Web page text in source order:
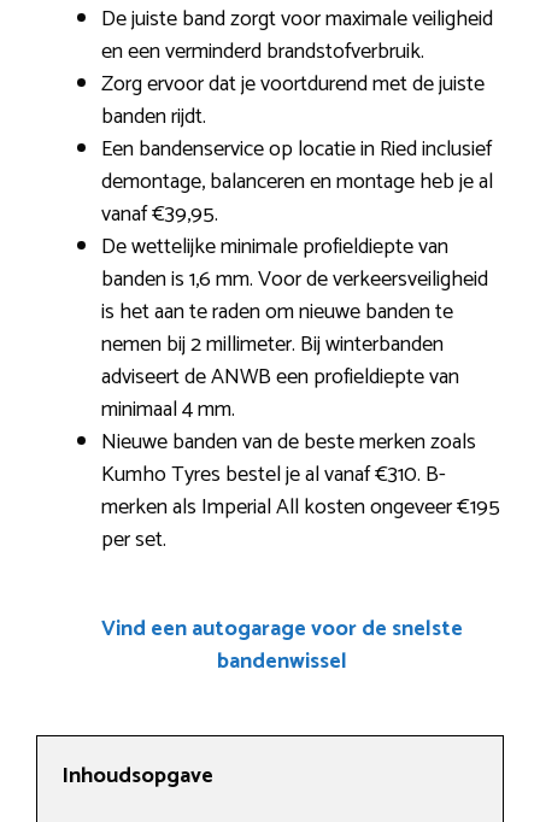
De juiste band zorgt voor maximale veiligheid
en een verminderd brandstofverbruik.
Zorg ervoor dat je voortdurend met de juiste
banden rijdt.
Een bandenservice op locatie in Ried inclusief
demontage, balanceren en montage heb je al
vanaf €39,95.
De wettelijke minimale profieldiepte van
banden is 1,6 mm. Voor de verkeersveiligheid
is het aan te raden om nieuwe banden te
nemen bij 2 millimeter. Bij winterbanden
adviseert de ANWB een profieldiepte van
minimaal 4 mm.
Nieuwe banden van de beste merken zoals
Kumho Tyres bestel je al vanaf €310. B-
merken als Imperial All kosten ongeveer €195
per set.
Vind een autogarage voor de snelste
bandenwissel
Inhoudsopgave